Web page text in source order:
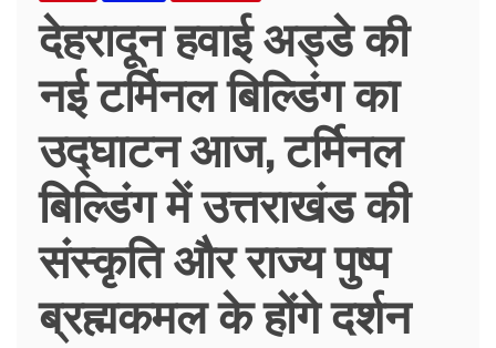
देहरादून हवाई अड्डे की
नई टर्मिनल बिल्डिंग का
उद्घाटन आज, टर्मिनल
बिल्डिंग में उत्तराखंड की
संस्कृति और राज्य पुष्प
ब्रह्मकमल के होंगे दर्शन